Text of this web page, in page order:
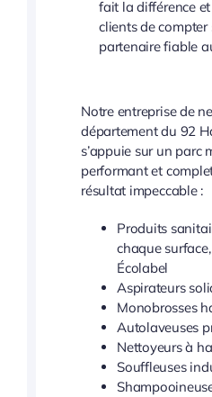
fait la différence
clients de compter
partenaire fiable
Notre entreprise de
département du 92
s’appuie sur un parc
performant et
résultat impeccable :
Produits
chaque
Écolabel
Aspirateurs
Monobrosses
Autolaveuses
Nettoyeurs à
Souffleuses